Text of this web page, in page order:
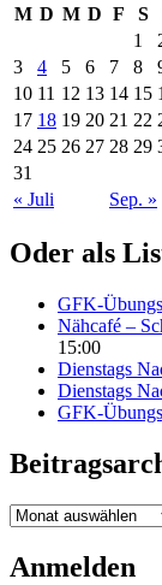
M D M D F S
1
3
4 5 6 7 8
10 11 12 13 14 15
17 18 19 20 21 22
24 25 26 27 28 29
31
« Juli
Sep. »
Oder als
GFK-
Nähcafé –
15:00
Dienstags
Dienstags
GFK-
Beitragsarchiv
Anmelden